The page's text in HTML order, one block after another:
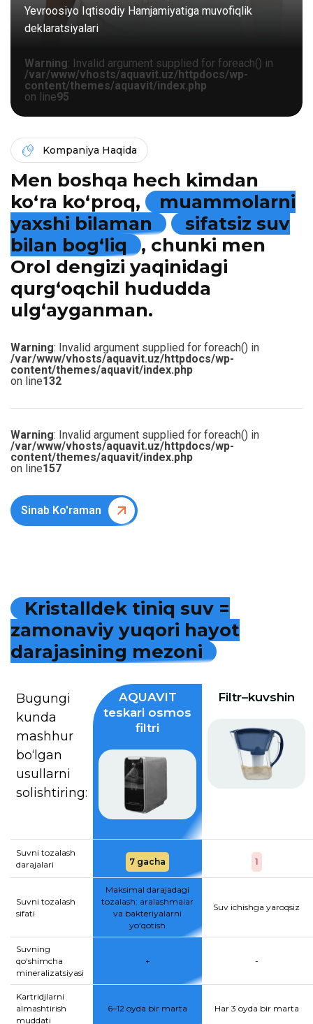
Yevroosiyo Iqtisodiy Hamjamiyatiga muvofiqlik
deklaratsiyalari
Warning: Invalid argument supplied for foreach() in
/var/www/vhosts/aquavit.uz/httpdocs/wp-
content/themes/aquavit/index.php
on line95
Kompaniya Haqida
Men boshqa hech kimdan
ko‘ra ko‘proq,
muammolarni
yaxshi bilaman
sifatsiz suv
bilan bog‘liq
, chunki men
Orol dengizi yaqinidagi
qurg‘oqchil hududda
ulg‘ayganman.
Warning: Invalid argument supplied for foreach() in
/var/www/vhosts/aquavit.uz/httpdocs/wp-
content/themes/aquavit/index.php
on line132
Warning: Invalid argument supplied for foreach() in
/var/www/vhosts/aquavit.uz/httpdocs/wp-
content/themes/aquavit/index.php
on line157
Sinab Ko'raman
Kristalldek tiniq suv =
zamonaviy yuqori hayot
darajasining mezoni
Bugungi
kunda
mashhur
bo‘lgan
usullarni
solishtiring:
AQUAVIT
teskari osmos
filtri
Filtr–kuvshin
Suvni tozalash
darajalari
7 gacha 1
Suvni tozalash
sifati
Maksimal darajadagi
tozalash: aralashmalar
va bakteriyalarni
yo‘qotish
Suv ichishga yaroqsiz
Suvning
qo‘shimcha
mineralizatsiyasi
+ -
Kartridjlarni
almashtirish
muddati
6–12 oyda bir marta Har 3 oyda bir marta